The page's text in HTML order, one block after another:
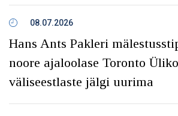
08.07.2026
Hans Ants Pakleri
noore ajaloolase Toronto
väliseestlaste jälgi uurima